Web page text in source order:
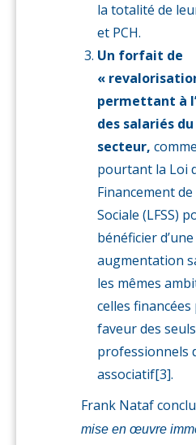
la totalité de
et PCH.
Un forfait de
«
permettant à
des salariés du
secteur,
pourtant la Loi
Financement
Sociale (LFSS)
bénéficier
augmentation
les mêmes
celles financées
faveur des seuls
professionnels
associatif[3].
Frank Nataf
mise en œuvre